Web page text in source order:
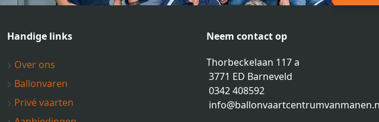
Handige links
Over ons
Ballonvaren
Privé vaarten
Neem contact op
Thorbeckelaan 117 a
3771 ED Barneveld
0342 408592